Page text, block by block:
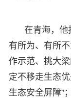
在青海，他
有所为、有所不
作示范、挑大
定不移走生态
生态安全屏障”